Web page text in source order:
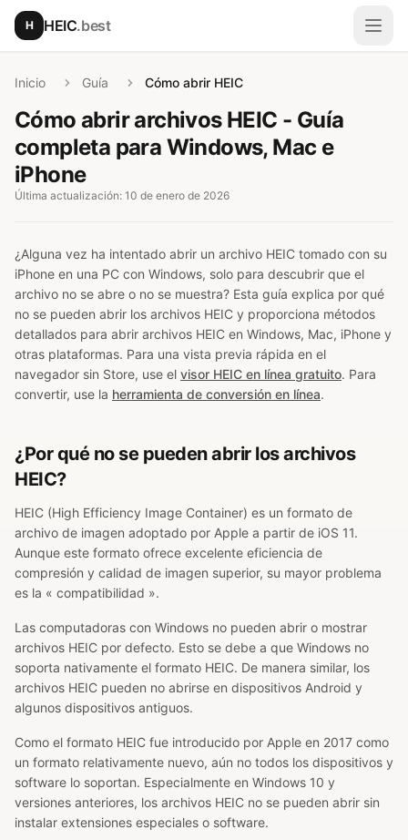
Saltar al contenido principal
H HEIC.best
Inicio Guía Cómo abrir HEIC
Cómo abrir archivos HEIC - Guía
completa para Windows, Mac e
iPhone
Última actualización: 10 de enero de 2026
¿Alguna vez ha intentado abrir un archivo HEIC tomado con su
iPhone en una PC con Windows, solo para descubrir que el
archivo no se abre o no se muestra? Esta guía explica por qué
no se pueden abrir los archivos HEIC y proporciona métodos
detallados para abrir archivos HEIC en Windows, Mac, iPhone y
otras plataformas. Para una vista previa rápida en el
navegador sin Store, use el visor HEIC en línea gratuito. Para
convertir, use la herramienta de conversión en línea.
¿Por qué no se pueden abrir los archivos
HEIC?
HEIC (High Efficiency Image Container) es un formato de
archivo de imagen adoptado por Apple a partir de iOS 11.
Aunque este formato ofrece excelente eficiencia de
compresión y calidad de imagen superior, su mayor problema
es la « compatibilidad ».
Las computadoras con Windows no pueden abrir o mostrar
archivos HEIC por defecto. Esto se debe a que Windows no
soporta nativamente el formato HEIC. De manera similar, los
archivos HEIC pueden no abrirse en dispositivos Android y
algunos dispositivos antiguos.
Como el formato HEIC fue introducido por Apple en 2017 como
un formato relativamente nuevo, aún no todos los dispositivos y
software lo soportan. Especialmente en Windows 10 y
versiones anteriores, los archivos HEIC no se pueden abrir sin
instalar extensiones especiales o software.